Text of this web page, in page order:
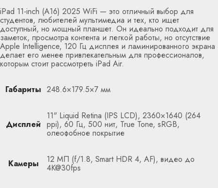
iPad 11-inch (A16) 2025 WiFi — это отличный выбор для
студентов, любителей мультимедиа и тех, кто ищет
доступный, но мощный планшет. Он идеально подходит для
заметок, просмотра контента и легкой работы, но отсутствие
Apple Intelligence, 120 Гц дисплея и ламинированного экрана
делает его менее привлекательным для профессионалов,
которым стоит рассмотреть iPad Air.
Габариты 248.6×179.5×7 мм
Дисплей
11" Liquid Retina (IPS LCD), 2360×1640 (264
ppi), 60 Гц, 500 нит, True Tone, sRGB,
олеофобное покрытие
Камеры 12 МП (f/1.8, Smart HDR 4, AF), видео до
4K@30fps